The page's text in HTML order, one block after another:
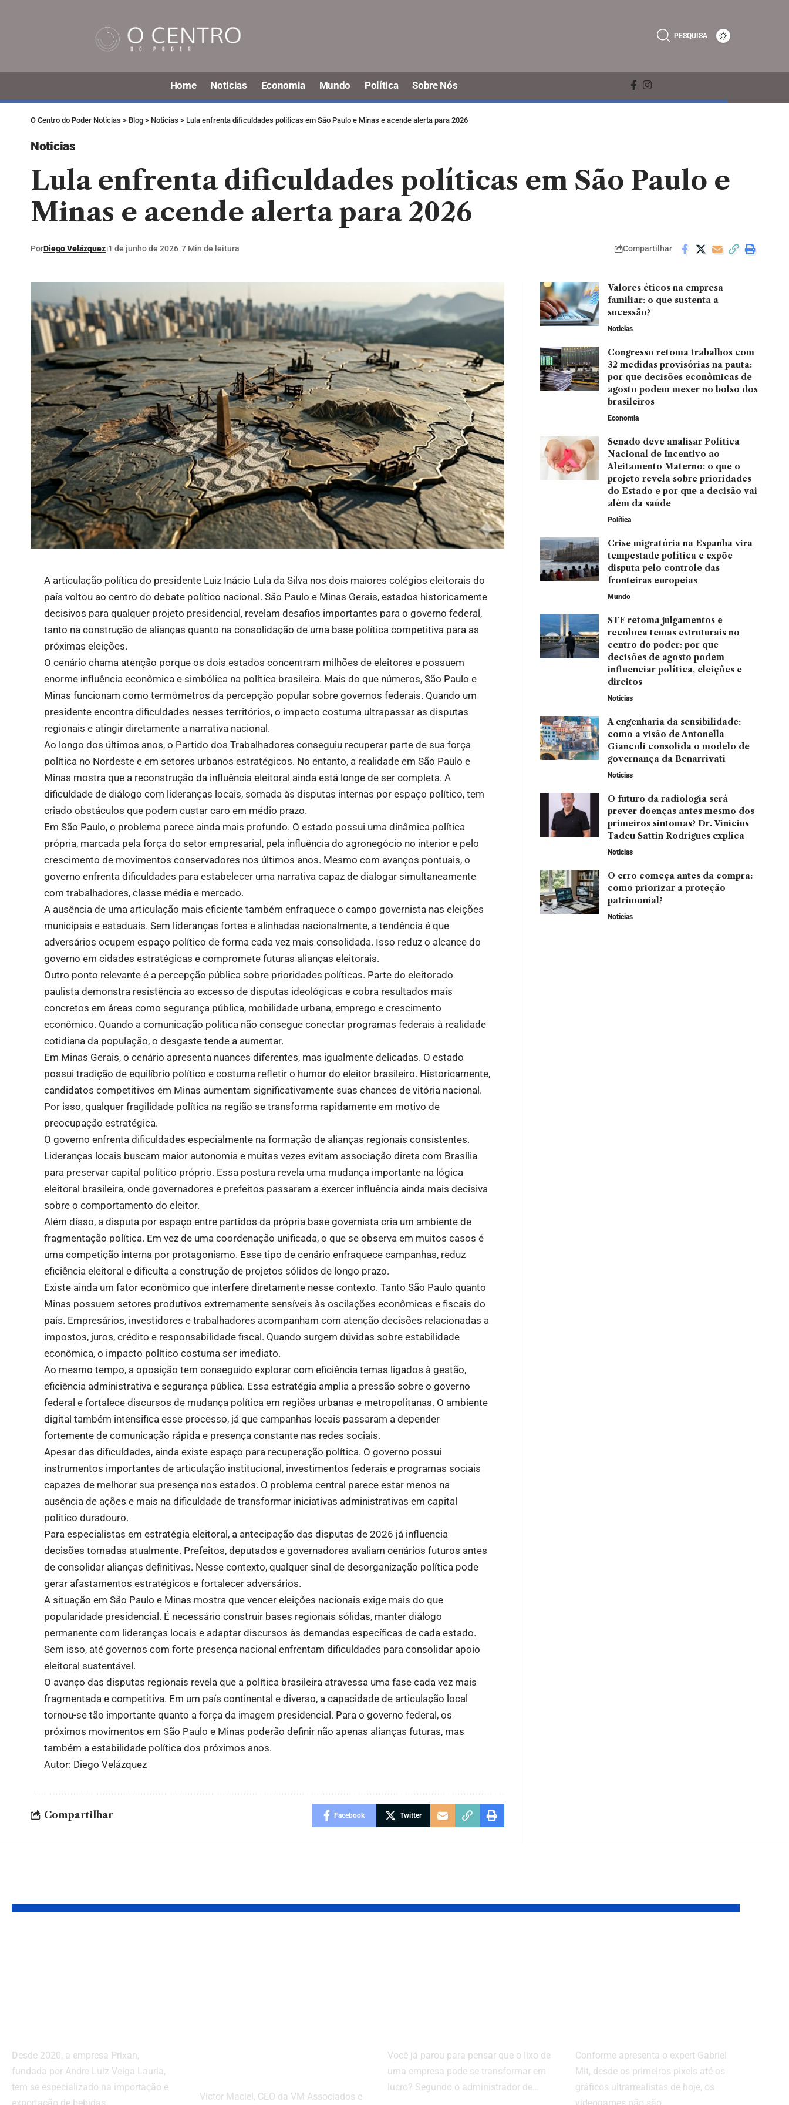
PESQUISA
Home Noticias Economia Mundo Política Sobre Nós
O Centro do Poder Notícias > Blog > Noticias > Lula enfrenta dificuldades políticas em São Paulo e Minas e acende alerta para 2026
Noticias
Lula enfrenta dificuldades políticas em São Paulo e
Minas e acende alerta para 2026
PorDiego Velázquez 1 de junho de 2026 7 Min de leitura Compartilhar
A articulação política do presidente Luiz Inácio Lula da Silva nos dois maiores colégios eleitorais do
país voltou ao centro do debate político nacional. São Paulo e Minas Gerais, estados historicamente
decisivos para qualquer projeto presidencial, revelam desafios importantes para o governo federal,
tanto na construção de alianças quanto na consolidação de uma base política competitiva para as
próximas eleições.
O cenário chama atenção porque os dois estados concentram milhões de eleitores e possuem
enorme influência econômica e simbólica na política brasileira. Mais do que números, São Paulo e
Minas funcionam como termômetros da percepção popular sobre governos federais. Quando um
presidente encontra dificuldades nesses territórios, o impacto costuma ultrapassar as disputas
regionais e atingir diretamente a narrativa nacional.
Ao longo dos últimos anos, o Partido dos Trabalhadores conseguiu recuperar parte de sua força
política no Nordeste e em setores urbanos estratégicos. No entanto, a realidade em São Paulo e
Minas mostra que a reconstrução da influência eleitoral ainda está longe de ser completa. A
dificuldade de diálogo com lideranças locais, somada às disputas internas por espaço político, tem
criado obstáculos que podem custar caro em médio prazo.
Em São Paulo, o problema parece ainda mais profundo. O estado possui uma dinâmica política
própria, marcada pela força do setor empresarial, pela influência do agronegócio no interior e pelo
crescimento de movimentos conservadores nos últimos anos. Mesmo com avanços pontuais, o
governo enfrenta dificuldades para estabelecer uma narrativa capaz de dialogar simultaneamente
com trabalhadores, classe média e mercado.
A ausência de uma articulação mais eficiente também enfraquece o campo governista nas eleições
municipais e estaduais. Sem lideranças fortes e alinhadas nacionalmente, a tendência é que
adversários ocupem espaço político de forma cada vez mais consolidada. Isso reduz o alcance do
governo em cidades estratégicas e compromete futuras alianças eleitorais.
Outro ponto relevante é a percepção pública sobre prioridades políticas. Parte do eleitorado
paulista demonstra resistência ao excesso de disputas ideológicas e cobra resultados mais
concretos em áreas como segurança pública, mobilidade urbana, emprego e crescimento
econômico. Quando a comunicação política não consegue conectar programas federais à realidade
cotidiana da população, o desgaste tende a aumentar.
Em Minas Gerais, o cenário apresenta nuances diferentes, mas igualmente delicadas. O estado
possui tradição de equilíbrio político e costuma refletir o humor do eleitor brasileiro. Historicamente,
candidatos competitivos em Minas aumentam significativamente suas chances de vitória nacional.
Por isso, qualquer fragilidade política na região se transforma rapidamente em motivo de
preocupação estratégica.
O governo enfrenta dificuldades especialmente na formação de alianças regionais consistentes.
Lideranças locais buscam maior autonomia e muitas vezes evitam associação direta com Brasília
para preservar capital político próprio. Essa postura revela uma mudança importante na lógica
eleitoral brasileira, onde governadores e prefeitos passaram a exercer influência ainda mais decisiva
sobre o comportamento do eleitor.
Além disso, a disputa por espaço entre partidos da própria base governista cria um ambiente de
fragmentação política. Em vez de uma coordenação unificada, o que se observa em muitos casos é
uma competição interna por protagonismo. Esse tipo de cenário enfraquece campanhas, reduz
eficiência eleitoral e dificulta a construção de projetos sólidos de longo prazo.
Existe ainda um fator econômico que interfere diretamente nesse contexto. Tanto São Paulo quanto
Minas possuem setores produtivos extremamente sensíveis às oscilações econômicas e fiscais do
país. Empresários, investidores e trabalhadores acompanham com atenção decisões relacionadas a
impostos, juros, crédito e responsabilidade fiscal. Quando surgem dúvidas sobre estabilidade
econômica, o impacto político costuma ser imediato.
Ao mesmo tempo, a oposição tem conseguido explorar com eficiência temas ligados à gestão,
eficiência administrativa e segurança pública. Essa estratégia amplia a pressão sobre o governo
federal e fortalece discursos de mudança política em regiões urbanas e metropolitanas. O ambiente
digital também intensifica esse processo, já que campanhas locais passaram a depender
fortemente de comunicação rápida e presença constante nas redes sociais.
Apesar das dificuldades, ainda existe espaço para recuperação política. O governo possui
instrumentos importantes de articulação institucional, investimentos federais e programas sociais
capazes de melhorar sua presença nos estados. O problema central parece estar menos na
ausência de ações e mais na dificuldade de transformar iniciativas administrativas em capital
político duradouro.
Para especialistas em estratégia eleitoral, a antecipação das disputas de 2026 já influencia
decisões tomadas atualmente. Prefeitos, deputados e governadores avaliam cenários futuros antes
de consolidar alianças definitivas. Nesse contexto, qualquer sinal de desorganização política pode
gerar afastamentos estratégicos e fortalecer adversários.
A situação em São Paulo e Minas mostra que vencer eleições nacionais exige mais do que
popularidade presidencial. É necessário construir bases regionais sólidas, manter diálogo
permanente com lideranças locais e adaptar discursos às demandas específicas de cada estado.
Sem isso, até governos com forte presença nacional enfrentam dificuldades para consolidar apoio
eleitoral sustentável.
O avanço das disputas regionais revela que a política brasileira atravessa uma fase cada vez mais
fragmentada e competitiva. Em um país continental e diverso, a capacidade de articulação local
tornou-se tão importante quanto a força da imagem presidencial. Para o governo federal, os
próximos movimentos em São Paulo e Minas poderão definir não apenas alianças futuras, mas
também a estabilidade política dos próximos anos.
Autor: Diego Velázquez
Compartilhar Facebook Twitter
Valores éticos na empresa
familiar: o que sustenta a
sucessão?
Noticias
Congresso retoma trabalhos com
32 medidas provisórias na pauta:
por que decisões econômicas de
agosto podem mexer no bolso dos
brasileiros
Economia
Senado deve analisar Política
Nacional de Incentivo ao
Aleitamento Materno: o que o
projeto revela sobre prioridades
do Estado e por que a decisão vai
além da saúde
Política
Crise migratória na Espanha vira
tempestade política e expõe
disputa pelo controle das
fronteiras europeias
Mundo
STF retoma julgamentos e
recoloca temas estruturais no
centro do poder: por que
decisões de agosto podem
influenciar política, eleições e
direitos
Noticias
A engenharia da sensibilidade:
como a visão de Antonella
Giancoli consolida o modelo de
governança da Benarrivati
Noticias
O futuro da radiologia será
prever doenças antes mesmo dos
primeiros sintomas? Dr. Vinicius
Tadeu Sattin Rodrigues explica
Noticias
O erro começa antes da compra:
como priorizar a proteção
patrimonial?
Noticias
Desde 2020, a empresa Prixan,
fundada por Andre Luiz Veiga Lauria,
tem se especializado na importação e
exportação de bebidas.…
Victor Maciel, CEO da VM Associados e
Você já parou para pensar que o lixo de
uma empresa pode se transformar em
lucro? Segundo o administrador de…
Conforme apresenta o expert Gabriel
Mit, desde os primeiros pixels até os
gráficos ultrarrealistas de hoje, os
videogames não são…